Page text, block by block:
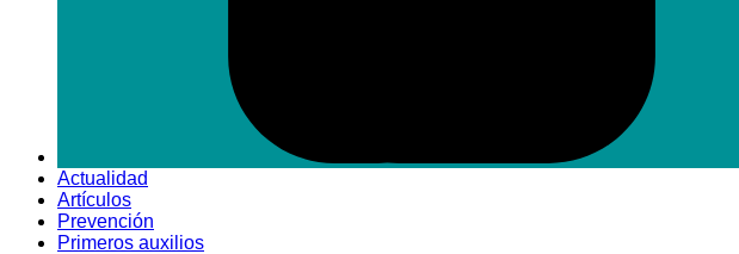
Actualidad
Artículos
Prevención
Primeros auxilios